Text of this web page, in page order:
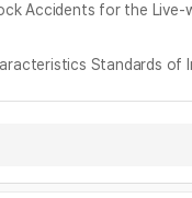
Accidents for the
Characteristics